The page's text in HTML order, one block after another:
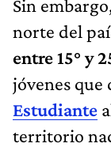
Sin
norte del
entre 15° y
jóvenes
Estudiante
territorio